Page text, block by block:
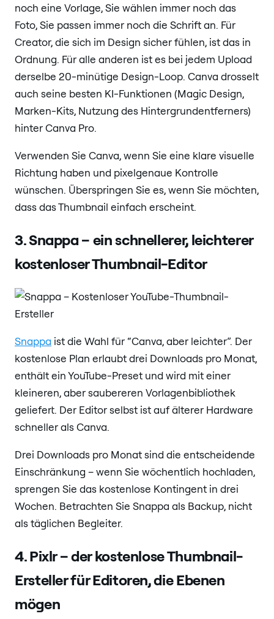
noch eine Vorlage, Sie wählen immer noch das
Foto, Sie passen immer noch die Schrift an. Für
Creator, die sich im Design sicher fühlen, ist das in
Ordnung. Für alle anderen ist es bei jedem Upload
derselbe 20-minütige Design-Loop. Canva drosselt
auch seine besten KI-Funktionen (Magic Design,
Marken-Kits, Nutzung des Hintergrundentferners)
hinter Canva Pro.
Verwenden Sie Canva, wenn Sie eine klare visuelle
Richtung haben und pixelgenaue Kontrolle
wünschen. Überspringen Sie es, wenn Sie möchten,
dass das Thumbnail einfach erscheint.
3. Snappa – ein schnellerer, leichterer
kostenloser Thumbnail-Editor
Snappa ist die Wahl für “Canva, aber leichter”. Der
kostenlose Plan erlaubt drei Downloads pro Monat,
enthält ein YouTube-Preset und wird mit einer
kleineren, aber saubereren Vorlagenbibliothek
geliefert. Der Editor selbst ist auf älterer Hardware
schneller als Canva.
Drei Downloads pro Monat sind die entscheidende
Einschränkung – wenn Sie wöchentlich hochladen,
sprengen Sie das kostenlose Kontingent in drei
Wochen. Betrachten Sie Snappa als Backup, nicht
als täglichen Begleiter.
4. Pixlr – der kostenlose Thumbnail-
Ersteller für Editoren, die Ebenen
mögen